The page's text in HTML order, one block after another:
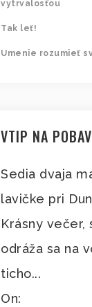
vytrvalosťou
Tak leť!
Umenie rozumieť
VTIP NA
Sedia dvaja
lavičke pri
Krásny večer,
odráža sa na
ticho...
On: